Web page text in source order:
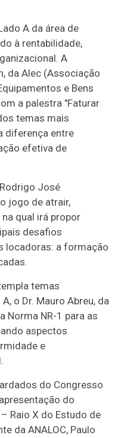
A da área de
à rentabilidade,
A
da Alec (Associação
e Bens
a palestra "Faturar
temas mais
diferença entre
efetiva de
José
jogo de atrair,
qual irá propor
desafios
locadoras: a formação
temas
o Dr. Mauro Abreu, da
Norma NR-1 para as
aspectos
e
do Congresso
do
Raio X do Estudo de
da ANALOC, Paulo